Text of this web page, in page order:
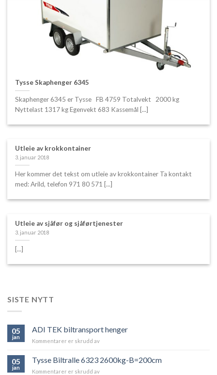
Tysse Skaphenger 6345
Skaphenger 6345 er Tysse FB 4759 Totalvekt 2000 kg
Nyttelast 1317 kg Egenvekt 683 Kassemål [...]
Utleie av krokkontainer
3. januar 2018
Her kommer det tekst om utleie av krokkontainer Ta kontakt
med: Arild, telefon 971 80 571 [...]
Utleie av sjåfør og sjåførtjenester
3. januar 2018
[...]
SISTE NYTT
05
jan
ADI TEK biltransport henger
Kommentarer er skrudd av
TEK
biltransport
05
jan
Tysse Biltralle 6323 2600kg-B=200cm
Kommentarer er skrudd av